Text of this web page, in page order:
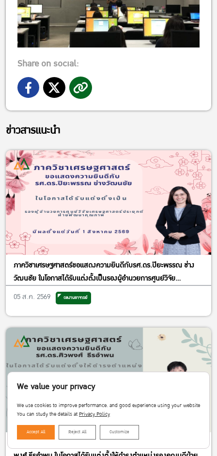
Share on social:
ข่าวสารแนะนำ
ภาควิชาเศรษฐศาสตร์ขอแสดงความยินดีกับรศ.ดร.ปิยะพรรณ ช่าง
วัฒนชัย ในโอกาสได้รับแต่งตั้งเป็นรองผู้อำนวยการศูนย์วิจัย
เศรษฐศาสตร์ประยุกต์ ฝ่ายพัฒนาคุณภาพ
05 ส.ค. 2569 ผลงานอาจารย์
ภาควิชาเศรษฐศาสตร์ขอแสดงความยินดีกับรองศาสตราจารย์ ดร.ศิว
We value your privacy
We use cookies to improve performance. and good experience using your website
You can study the details atPrivacy Policy
Accept All Reject All Customize